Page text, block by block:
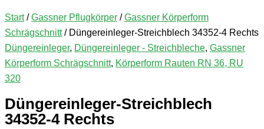
Start/Gassner Pflugkörper /Gassner Körperform
Schrägschnitt/ Düngereinleger-Streichblech 34352-4 Rechts
Düngereinleger, Düngereinleger - Streichbleche, Gassner
Körperform Schrägschnitt, Körperform Rauten RN 36, RU
320
Düngereinleger-Streichblech
34352-4 Rechts